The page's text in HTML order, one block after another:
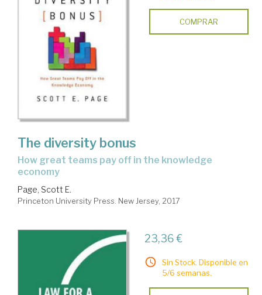
COMPRAR
The diversity bonus
how great teams pay off in the knowledge
economy
Page, Scott E.
Princeton University Press. New Jersey, 2017
23,36 €
Sin Stock. Disponible en
5/6 semanas.